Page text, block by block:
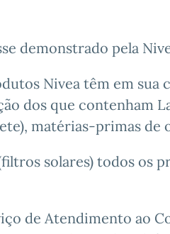
demonstrado pela
Nivea têm em sua
dos que contenham
matérias-primas de
solares) todos os
de Atendimento ao